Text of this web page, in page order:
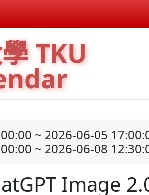
TKU
~ 2026-06-05
~ 2026-06-08
Image